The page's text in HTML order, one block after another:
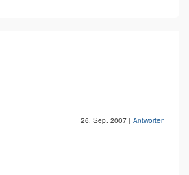
26. Sep. 2007 | Antworten